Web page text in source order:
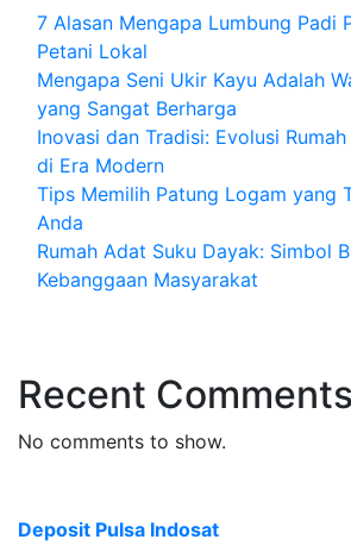
7 Alasan Mengapa Lumbung Padi
Petani Lokal
Mengapa Seni Ukir Kayu Adalah
yang Sangat Berharga
Inovasi dan Tradisi: Evolusi
di Era Modern
Tips Memilih Patung Logam yang
Anda
Rumah Adat Suku Dayak: Simbol
Kebanggaan Masyarakat
Recent Comments
No comments to show.
Deposit Pulsa Indosat